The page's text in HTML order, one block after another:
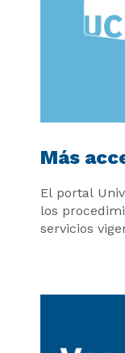
Más
El portal
los
servicios